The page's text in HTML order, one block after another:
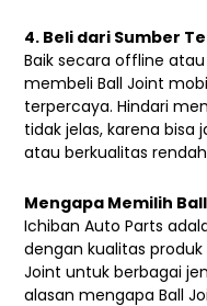
4. Beli dari Sumber
Baik secara offline
membeli Ball Joint
terpercaya. Hindari
tidak jelas, karena bisa
atau berkualitas
Mengapa Memilih
Ichiban Auto Parts
dengan kualitas
Joint untuk berbagai
alasan mengapa Ball